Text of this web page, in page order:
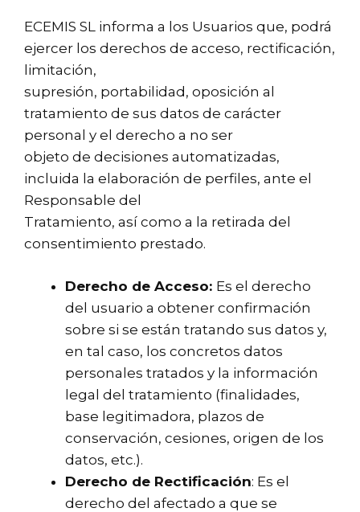
ECEMIS SL informa a los Usuarios que, podrá
ejercer los derechos de acceso, rectificación,
limitación,
supresión, portabilidad, oposición al
tratamiento de sus datos de carácter
personal y el derecho a no ser
objeto de decisiones automatizadas,
incluida la elaboración de perfiles, ante el
Responsable del
Tratamiento, así como a la retirada del
consentimiento prestado.
Derecho de Acceso: Es el derecho
del usuario a obtener confirmación
sobre si se están tratando sus datos y,
en tal caso, los concretos datos
personales tratados y la información
legal del tratamiento (finalidades,
base legitimadora, plazos de
conservación, cesiones, origen de los
datos, etc.).
Derecho de Rectificación: Es el
derecho del afectado a que se